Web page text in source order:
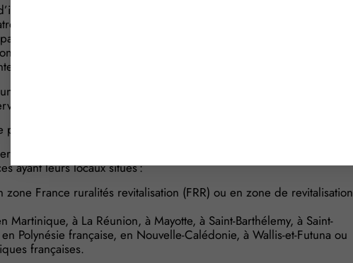
local, spécifique à la zone géographique de diffusion, d’une
heures entre 6 heures et minuit, hors programmes musicaux
un tiers ;
est réalisée, pour la durée minimale et dans les conditions
et dans des locaux situés dans cette zone de diffusion.
barème fixé par arrêté ministériel qui tient compte des produits
correspondant à l’activité radiophonique.
correspondent des niveaux de subventions différents.
de radio ont une part complémentaire à leur subvention
ayant leurs locaux situés :
France ruralités revitalisation (FRR) ou en zone de revitalisation
à La Réunion, à Mayotte, à Saint-Barthélemy, à Saint-
Polynésie française, en Nouvelle-Calédonie, à Wallis-et-Futuna ou
françaises.